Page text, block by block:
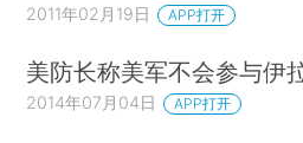
2011年02月19日 APP打开
美防长称美军不会参与伊
2014年07月04日 APP打开